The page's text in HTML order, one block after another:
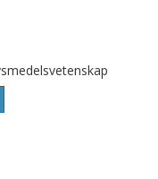
också hur
att få